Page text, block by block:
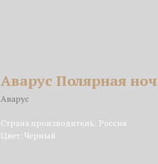
Аварус Полярная
Аварус
Страна производитель: Россия
Цвет: Черный